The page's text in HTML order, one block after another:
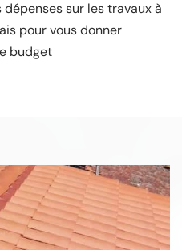
sur les travaux à
pour vous donner
budget